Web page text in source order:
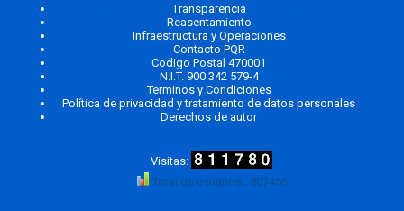
Transparencia
Reasentamiento
Infraestructura y Operaciones
Contacto PQR
Codigo Postal 470001
N.I.T. 900 342 579-4
Terminos y Condiciones
Política de privacidad y tratamiento de datos personales
Derechos de autor
Total de usuarios : 807456